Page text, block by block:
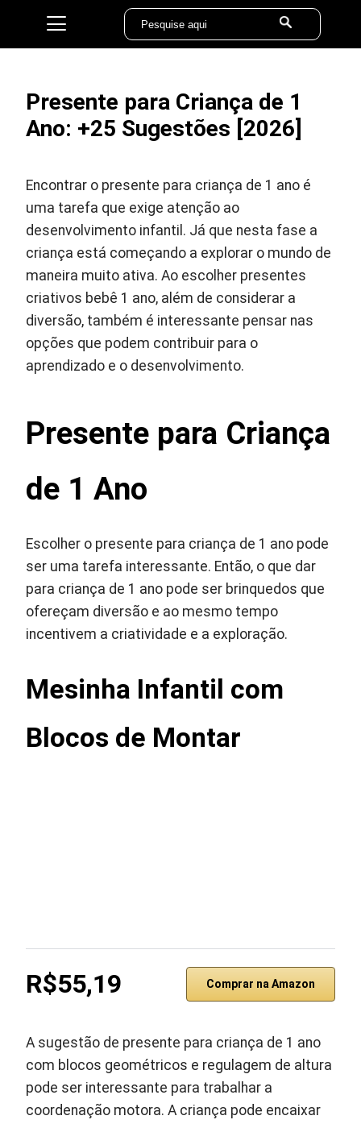
Presente para Criança de 1
Ano: +25 Sugestões [2026]
Encontrar o presente para criança de 1 ano é
uma tarefa que exige atenção ao
desenvolvimento infantil. Já que nesta fase a
criança está começando a explorar o mundo de
maneira muito ativa. Ao escolher presentes
criativos bebê 1 ano, além de considerar a
diversão, também é interessante pensar nas
opções que podem contribuir para o
aprendizado e o desenvolvimento.
Presente para Criança
de 1 Ano
Escolher o presente para criança de 1 ano pode
ser uma tarefa interessante. Então, o que dar
para criança de 1 ano pode ser brinquedos que
ofereçam diversão e ao mesmo tempo
incentivem a criatividade e a exploração.
Mesinha Infantil com
Blocos de Montar
R$55,19 Comprar na Amazon
A sugestão de presente para criança de 1 ano
com blocos geométricos e regulagem de altura
pode ser interessante para trabalhar a
coordenação motora. A criança pode encaixar